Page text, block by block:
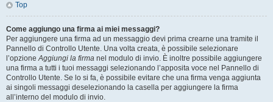
Top
Come aggiungo una firma ai miei messaggi?
Per aggiungere una firma ad un messaggio devi prima crearne una tramite il
Pannello di Controllo Utente. Una volta creata, è possibile selezionare
l’opzioneAggiungi la firma nel modulo di invio. È inoltre possibile aggiungere
una firma a tutti i tuoi messaggi selezionando l’apposita voce nel Pannello di
Controllo Utente. Se lo si fa, è possibile evitare che una firma venga aggiunta
ai singoli messaggi deselezionando la casella per aggiungere la firma
all’interno del modulo di invio.